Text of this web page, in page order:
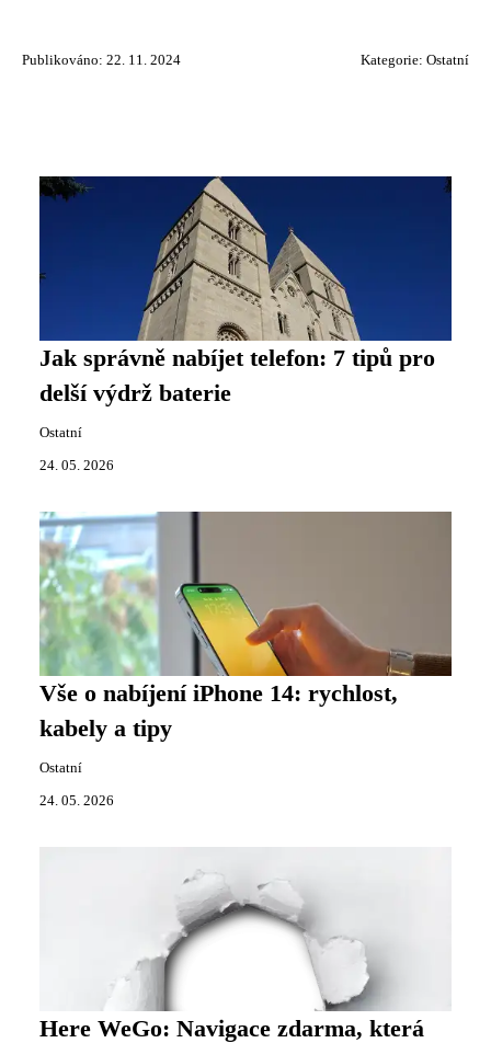
Publikováno: 22. 11. 2024 Kategorie: Ostatní
Jak správně nabíjet telefon: 7 tipů pro
delší výdrž baterie
Ostatní
24. 05. 2026
Vše o nabíjení iPhone 14: rychlost,
kabely a tipy
Ostatní
24. 05. 2026
Here WeGo: Navigace zdarma, která